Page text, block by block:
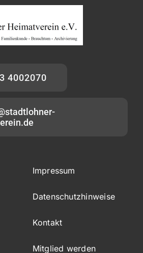
4002070
Impressum
Datenschutzhinweise
Kontakt
Mitglied werden